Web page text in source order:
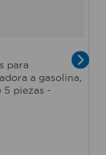
para
a gasolina,
5 piezas -